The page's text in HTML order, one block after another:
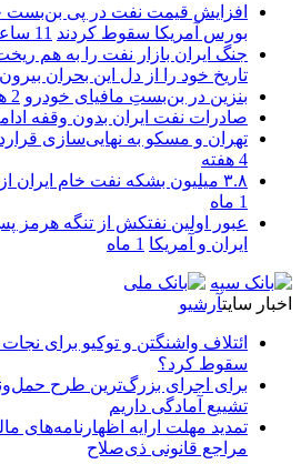
افزایش قیمت نفت در پی
بورس آمریکا سقوط کردند 11 ساعت
جنگ ایران بازار نفت را به هم
تاریخ خود را از دل این بحران
بنزین در بن‌بستِ مافیای خودرو 2 هفته
صادرات نفت ایران بدون وقفه
تهران و مسکو به نهایی‌سازی
4 هفته
۳.۸ میلیون بشکه نفت خام ایران از محاصره آمریکا عبور کرد
1 ماه
عبور اولین نفتکش از تنگه هرمز
ایران و آمریکا 1 ماه
اخبار سایتآرشیو
ائتلاف واشنگتن و توکیو برای
سقوط کرد؟
برای اجرای بزرگ‌ترین طرح
تشییع آمادگی داریم
تمدید مهلت ارایه اظهارنامه‌های
مراجع قانونی ذی‌‏صلاح